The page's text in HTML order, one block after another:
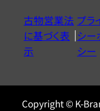
古物営業法
に基づく表
示
プラ
シー
シー
Copyright © K-